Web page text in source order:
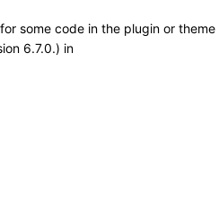
some code in the plugin or theme
6.7.0.) in